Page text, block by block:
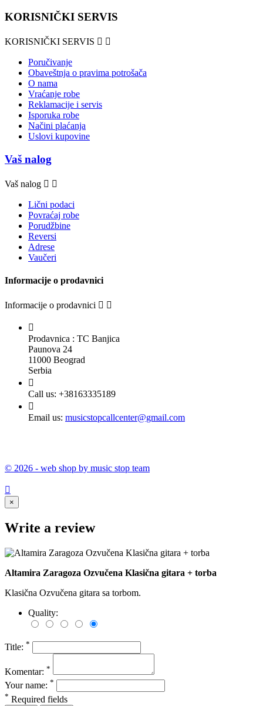
KORISNIČKI SERVIS
KORISNIČKI SERVIS  
Poručivanje
Obaveštnja o pravima potrošača
O nama
Vraćanje robe
Reklamacije i servis
Isporuka robe
Načini plaćanja
Uslovi kupovine
Vaš nalog
Vaš nalog  
Lični podaci
Povraćaj robe
Porudžbine
Reversi
Adrese
Vaučeri
Informacije o prodavnici
Informacije o prodavnici  

Prodavnica : TC Banjica
Paunova 24
11000 Beograd
Serbia

Call us: +38163335189

Email us: musicstopcallcenter@gmail.com
© 2026 - web shop by music stop team

×
Write a review
Altamira Zaragoza Ozvučena Klasična gitara + torba
Klasična Ozvučena gitara sa torbom.
Quality:
Title: *
Komentar: *
Your name: *
* Required fields